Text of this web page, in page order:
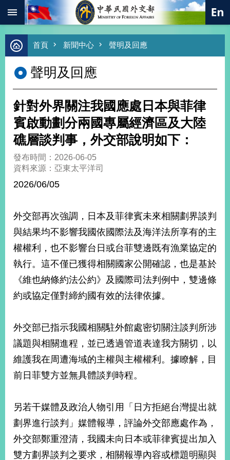
跳到主要內容區塊
進
階
尋
熱
總
合
外
交
外
交
經
濟
不
落
台
和
平
護
照
回
頁
網
站
導
覽
關
於
本
首頁 新聞中心 聲明及回應
聲明及回應
針對外界關注我國應處日本與菲律
賓啟動劃分兩國專屬經濟區及大陸
礁層談判事，外交部說明如下：
發布時間：2026-06-05
資料來源：亞東太平洋司
2026/06/05
外交部再次強調，日本及菲律賓未來相關劃界談判
與結果均不影響我國依國際法及海洋法所享有的主
權權利，也不影響台日或台菲雙邊既有漁業協定的
執行。這不僅已獲得相關國家公開確認，也是基於
《維也納條約法公約》及國際司法判例中，雙邊條
約或協定僅對締約國有效的法律依據。
外交部已指示我國相關駐外館處密切關注談判所涉
議題與相關進程，並已透過管道表達我方關切，以
維護我在周遭海域的主權與主權權利。據瞭解，目
前日菲雙方並無具體談判時程。
另若干媒體及政治人物引用「日方拒絕台灣提出就
劃界進行談判」媒體報導，評論外交部應處作為，
外交部鄭重澄清，我國未向日本或菲律賓提出加入
雙方劃界談判之要求，相關報導內容或標題明顯與